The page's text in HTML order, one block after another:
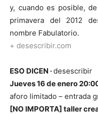
y, cuando es posible,
primavera del 2012
nombre Fabulatorio.
+ desescribir.com
ESO DICEN ·desescribir
Jueves 16 de enero
aforo limitado – entrada
[NO IMPORTA] taller